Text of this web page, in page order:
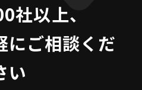
社以上、
にご相談くだ
い